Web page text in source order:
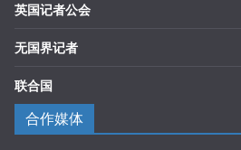
英国记者公会
无国界记者
联合国
合作媒体